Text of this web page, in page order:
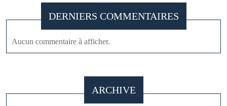
DERNIERS COMMENTAIRES
Aucun commentaire à afficher.
ARCHIVE